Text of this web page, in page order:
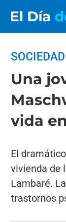
El Día
SOCIEDAD
Una
vida
El
vivienda de
Lambaré.
trastornos